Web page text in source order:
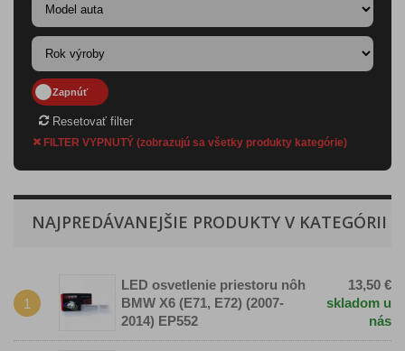
Resetovať filter
FILTER VYPNUTÝ (zobrazujú sa všetky produkty kategórie)
NAJPREDÁVANEJŠIE PRODUKTY V KATEGÓRII
1
LED osvetlenie priestoru nôh
BMW X6 (E71, E72) (2007-
2014) EP552
13,50 €
skladom u
nás